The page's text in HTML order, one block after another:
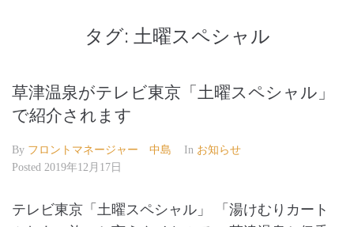
タグ: 土曜スペシャル
草津温泉がテレビ東京「土曜スペシャル」
で紹介されます
By フロントマネージャー 中島 In お知らせ
Posted 2019年12月17日
テレビ東京「土曜スペシャル」 「湯けむりカート